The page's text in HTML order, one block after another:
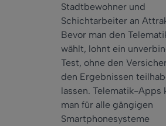
Stadtbewohner und
Schichtarbeiter an
Bevor man den
wählt, lohnt ein
Test, ohne den
den Ergebnissen
lassen. Telematik-Apps
man für alle gängigen
Smartphonesysteme